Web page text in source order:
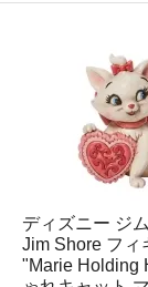
ディズニー ジ
Jim Shore フィ
"Marie Holding